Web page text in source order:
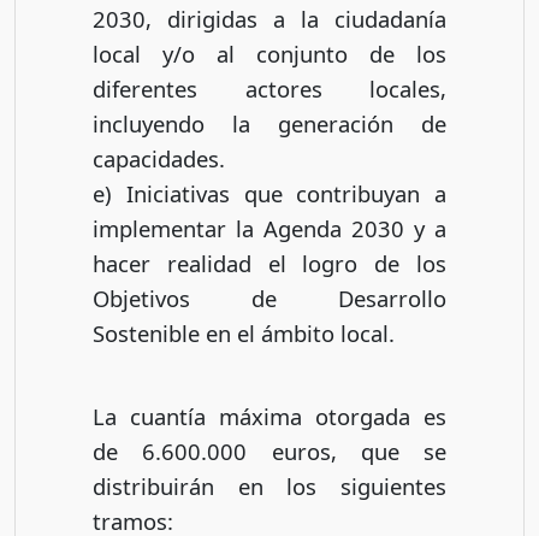
2030, dirigidas a la ciudadanía
local y/o al conjunto de los
diferentes actores locales,
incluyendo la generación de
capacidades.
e) Iniciativas que contribuyan a
implementar la Agenda 2030 y a
hacer realidad el logro de los
Objetivos de Desarrollo
Sostenible en el ámbito local.
La cuantía máxima otorgada es
de 6.600.000 euros, que se
distribuirán en los siguientes
tramos: